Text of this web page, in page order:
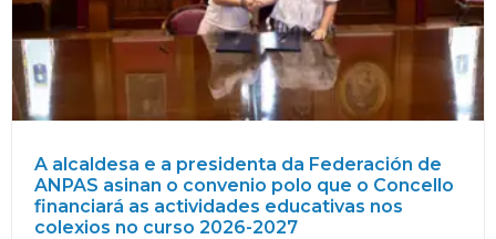
A alcaldesa e a presidenta da Federación de
ANPAS asinan o convenio polo que o Concello
financiará as actividades educativas nos
colexios no curso 2026-2027